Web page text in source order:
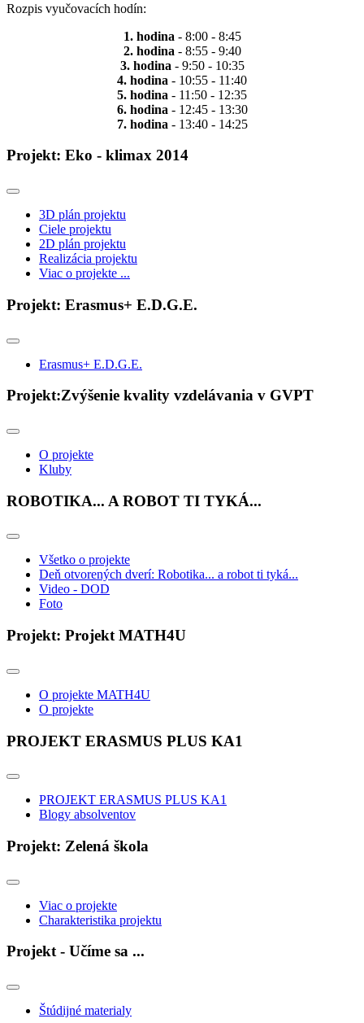
Rozpis vyučovacích hodín:
1. hodina - 8:00 - 8:45
2. hodina - 8:55 - 9:40
3. hodina - 9:50 - 10:35
4. hodina - 10:55 - 11:40
5. hodina - 11:50 - 12:35
6. hodina - 12:45 - 13:30
7. hodina - 13:40 - 14:25
Projekt: Eko - klimax 2014
3D plán projektu
Ciele projektu
2D plán projektu
Realizácia projektu
Viac o projekte ...
Projekt: Erasmus+ E.D.G.E.
Erasmus+ E.D.G.E.
Projekt:Zvýšenie kvality vzdelávania v GVPT
O projekte
Kluby
ROBOTIKA... A ROBOT TI TYKÁ...
Všetko o projekte
Deň otvorených dverí: Robotika... a robot ti tyká...
Video - DOD
Foto
Projekt: Projekt MATH4U
O projekte MATH4U
O projekte
PROJEKT ERASMUS PLUS KA1
PROJEKT ERASMUS PLUS KA1
Blogy absolventov
Projekt: Zelená škola
Viac o projekte
Charakteristika projektu
Projekt - Učíme sa ...
Štúdijné materialy